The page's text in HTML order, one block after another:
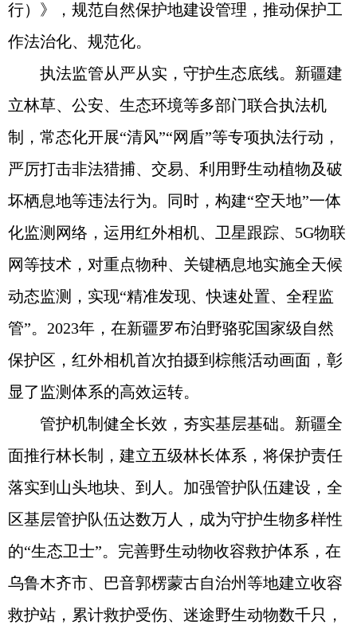
行）》，规范自然保护地建设管理，推动保护工
作法治化、规范化。
执法监管从严从实，守护生态底线。新疆建
立林草、公安、生态环境等多部门联合执法机
制，常态化开展“清风”“网盾”等专项执法行动，
严厉打击非法猎捕、交易、利用野生动植物及破
坏栖息地等违法行为。同时，构建“空天地”一体
化监测网络，运用红外相机、卫星跟踪、5G物联
网等技术，对重点物种、关键栖息地实施全天候
动态监测，实现“精准发现、快速处置、全程监
管”。2023年，在新疆罗布泊野骆驼国家级自然
保护区，红外相机首次拍摄到棕熊活动画面，彰
显了监测体系的高效运转。
管护机制健全长效，夯实基层基础。新疆全
面推行林长制，建立五级林长体系，将保护责任
落实到山头地块、到人。加强管护队伍建设，全
区基层管护队伍达数万人，成为守护生物多样性
的“生态卫士”。完善野生动物收容救护体系，在
乌鲁木齐市、巴音郭楞蒙古自治州等地建立收容
救护站，累计救护受伤、迷途野生动物数千只，